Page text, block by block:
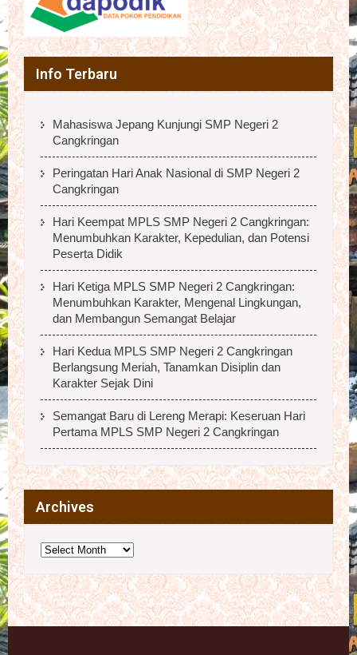
Info Terbaru
Mahasiswa Jepang Kunjungi SMP Negeri 2
Cangkringan
Peringatan Hari Anak Nasional di SMP Negeri 2
Cangkringan
Hari Keempat MPLS SMP Negeri 2 Cangkringan:
Menumbuhkan Karakter, Kepedulian, dan Potensi
Peserta Didik
Hari Ketiga MPLS SMP Negeri 2 Cangkringan:
Menumbuhkan Karakter, Mengenal Lingkungan,
dan Membangun Semangat Belajar
Hari Kedua MPLS SMP Negeri 2 Cangkringan
Berlangsung Meriah, Tanamkan Disiplin dan
Karakter Sejak Dini
Semangat Baru di Lereng Merapi: Keseruan Hari
Pertama MPLS SMP Negeri 2 Cangkringan
Archives
Archives